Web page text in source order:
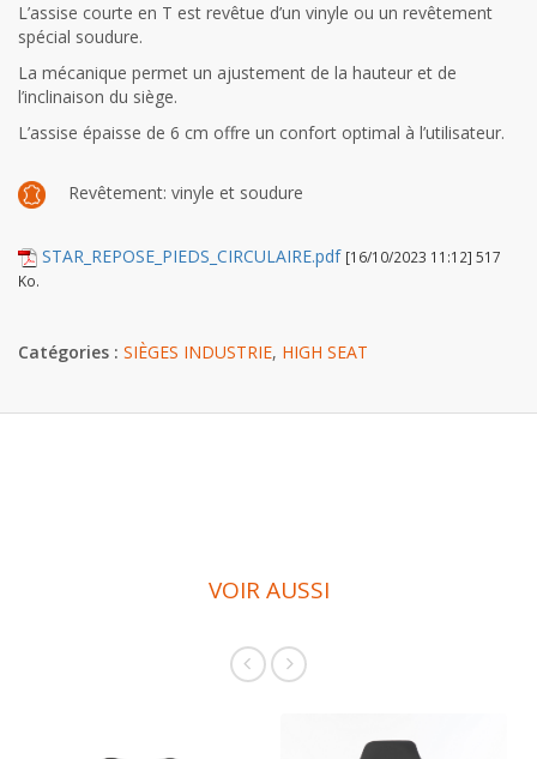
L’assise courte en T est revêtue d’un vinyle ou un revêtement
spécial soudure.
La mécanique permet un ajustement de la hauteur et de
l’inclinaison du siège.
L’assise épaisse de 6 cm offre un confort optimal à l’utilisateur.
Revêtement: vinyle et soudure
STAR_REPOSE_PIEDS_CIRCULAIRE.pdf [16/10/2023 11:12] 517
Ko.
Catégories : SIÈGES INDUSTRIE, HIGH SEAT
VOIR AUSSI